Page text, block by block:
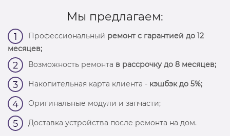
Мы предлагаем:
1 Профессиональный ремонт с гарантией до 12
месяцев;
2 Возможность ремонта в рассрочку до 8 месяцев;
3 Накопительная карта клиента - кэшбэк до 5%;
4 Оригинальные модули и запчасти;
5 Доставка устройства после ремонта на дом.